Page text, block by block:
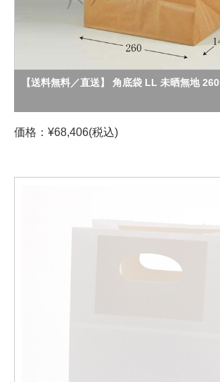
【送料無料／直送】 角底袋 LL 未晒無地 260
価格：¥68,406(税込)